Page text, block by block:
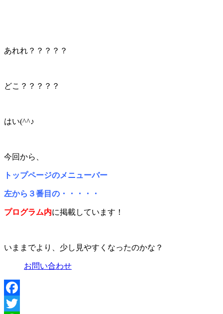
あれれ？？？？？
どこ？？？？？
はい(^^♪
今回から、
トップページのメニューバー
左から３番目の・・・・・
プログラム内に掲載しています！
いままでより、少し見やすくなったのかな？
お問い合わせ
Facebook